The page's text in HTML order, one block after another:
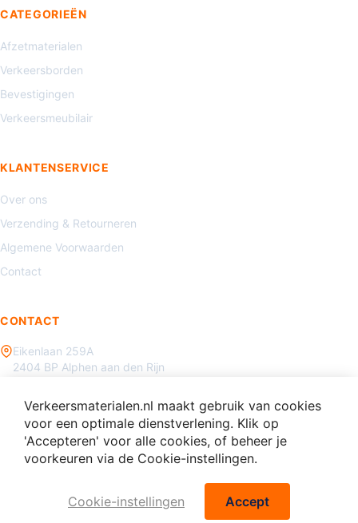
CATEGORIEËN
Afzetmaterialen
Verkeersborden
Bevestigingen
Verkeersmeubilair
KLANTENSERVICE
Over ons
Verzending & Retourneren
Algemene Voorwaarden
Contact
CONTACT
Eikenlaan 259A
2404 BP Alphen aan den Rijn
info@verkeersmaterialen.nl
© 2026 Verkeersmaterialen.nl - Alle rechten voorbehouden.
Verkeersmaterialen.nl maakt gebruik van cookies
voor een optimale dienstverlening. Klik op
'Accepteren' voor alle cookies, of beheer je
voorkeuren via de Cookie-instellingen.
Cookie-instellingen Accept